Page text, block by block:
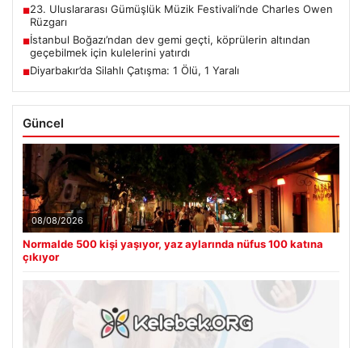
■23. Uluslararası Gümüşlük Müzik Festivali’nde Charles Owen
Rüzgarı
■İstanbul Boğazı’ndan dev gemi geçti, köprülerin altından
geçebilmek için kulelerini yatırdı
■Diyarbakır’da Silahlı Çatışma: 1 Ölü, 1 Yaralı
Güncel
08/08/2026
Normalde 500 kişi yaşıyor, yaz aylarında nüfus 100 katına
çıkıyor